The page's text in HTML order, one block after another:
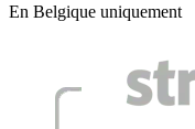
En Belgique uniquement